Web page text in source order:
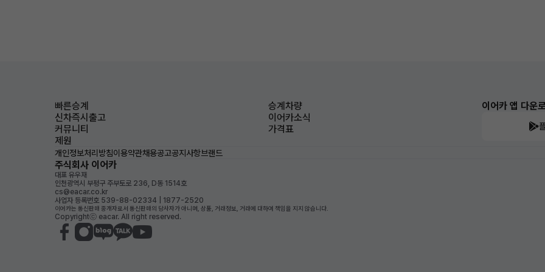
빠른승계
승계차량
신차즉시출고
이어카소식
커뮤니티
가격표
제원
이어카 앱 다운
개인정보처리방침이용약관채용공고공지사항브랜드
주식회사 이어카
대표 유우재
인천광역시 부평구 주부토로 236, D동 1514호
cs@eacar.co.kr
사업자 등록번호 539-88-02334 | 1877-2520
이어카는 통신판매 중개자로서 통신판매의 당사자가 아니며, 상품, 거래정보, 거래에 대하여 책임을 지지 않습니다.
Copyrightⓒ eacar. All right reserved.